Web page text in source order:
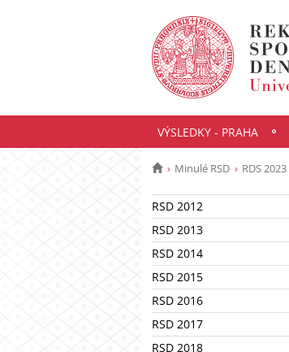
VÝSLEDKY - PRAHA
Minulé RSD RDS 2023
RSD 2012
RSD 2013
RSD 2014
RSD 2015
RSD 2016
RSD 2017
RSD 2018